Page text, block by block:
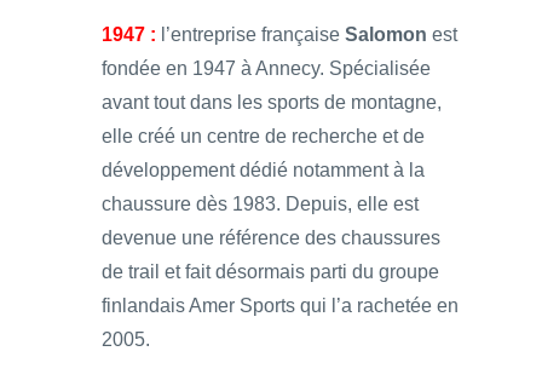
1947 : l’entreprise française Salomon est
fondée en 1947 à Annecy. Spécialisée
avant tout dans les sports de montagne,
elle créé un centre de recherche et de
développement dédié notamment à la
chaussure dès 1983. Depuis, elle est
devenue une référence des chaussures
de trail et fait désormais parti du groupe
finlandais Amer Sports qui l’a rachetée en
2005.